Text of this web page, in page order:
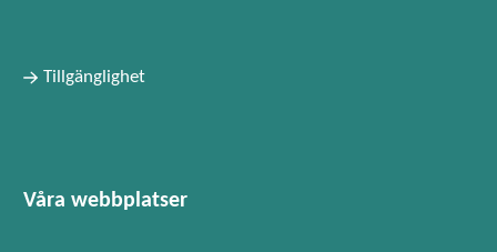
Tillgänglighet
Våra webbplatser